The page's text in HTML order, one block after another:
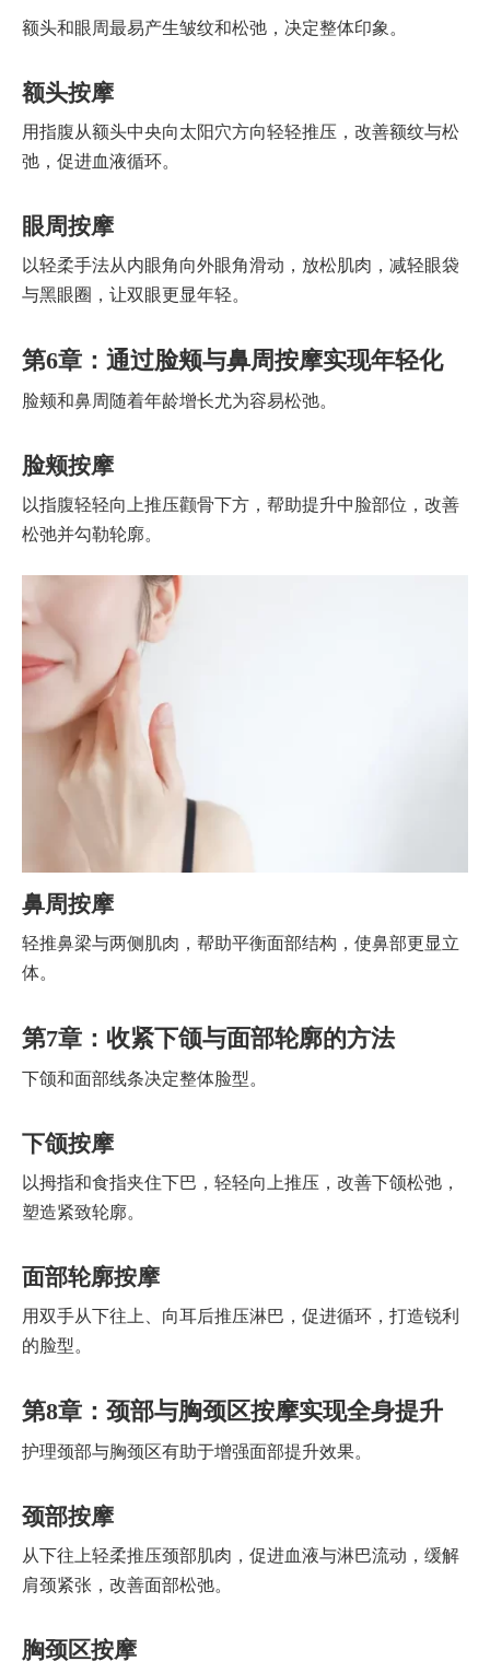
额头和眼周最易产生皱纹和松弛，决定整体印象。
额头按摩
用指腹从额头中央向太阳穴方向轻轻推压，改善额纹与松
弛，促进血液循环。
眼周按摩
以轻柔手法从内眼角向外眼角滑动，放松肌肉，减轻眼袋
与黑眼圈，让双眼更显年轻。
第6章：通过脸颊与鼻周按摩实现年轻化
脸颊和鼻周随着年龄增长尤为容易松弛。
脸颊按摩
以指腹轻轻向上推压颧骨下方，帮助提升中脸部位，改善
松弛并勾勒轮廓。
鼻周按摩
轻推鼻梁与两侧肌肉，帮助平衡面部结构，使鼻部更显立
体。
第7章：收紧下颌与面部轮廓的方法
下颌和面部线条决定整体脸型。
下颌按摩
以拇指和食指夹住下巴，轻轻向上推压，改善下颌松弛，
塑造紧致轮廓。
面部轮廓按摩
用双手从下往上、向耳后推压淋巴，促进循环，打造锐利
的脸型。
第8章：颈部与胸颈区按摩实现全身提升
护理颈部与胸颈区有助于增强面部提升效果。
颈部按摩
从下往上轻柔推压颈部肌肉，促进血液与淋巴流动，缓解
肩颈紧张，改善面部松弛。
胸颈区按摩